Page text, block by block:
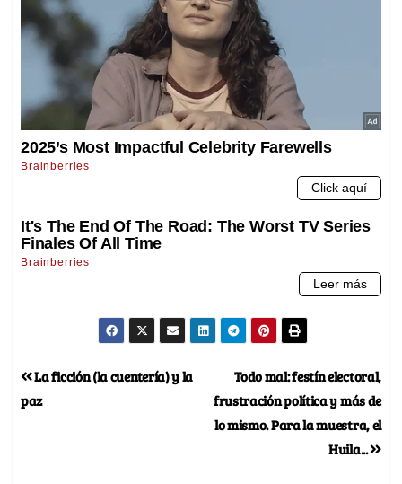
Todo mal: festín electoral,
frustración política y más de
lo mismo. Para la muestra, el
Huila...
La ficción (la cuentería) y la
paz